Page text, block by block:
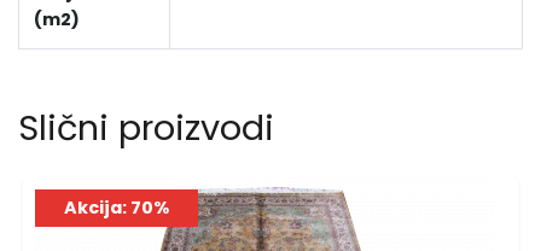
(m2)
Slični proizvodi
Akcija: 70%